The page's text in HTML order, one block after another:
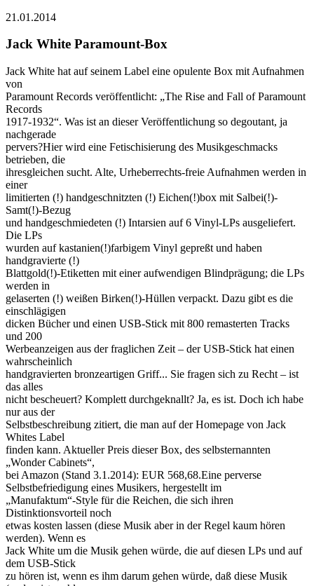
21.01.2014
Jack White Paramount-Box
Jack White hat auf seinem Label eine opulente Box mit Aufnahmen
von
Paramount Records veröffentlicht: „The Rise and Fall of Paramount
Records
1917-1932“. Was ist an dieser Veröffentlichung so degoutant, ja
nachgerade
pervers?Hier wird eine Fetischisierung des Musikgeschmacks
betrieben, die
ihresgleichen sucht. Alte, Urheberrechts-freie Aufnahmen werden in
einer
limitierten (!) handgeschnitzten (!) Eichen(!)box mit Salbei(!)-
Samt(!)-Bezug
und handgeschmiedeten (!) Intarsien auf 6 Vinyl-LPs ausgeliefert.
Die LPs
wurden auf kastanien(!)farbigem Vinyl gepreßt und haben
handgravierte (!)
Blattgold(!)-Etiketten mit einer aufwendigen Blindprägung; die LPs
werden in
gelaserten (!) weißen Birken(!)-Hüllen verpackt. Dazu gibt es die
einschlägigen
dicken Bücher und einen USB-Stick mit 800 remasterten Tracks
und 200
Werbeanzeigen aus der fraglichen Zeit – der USB-Stick hat einen
wahrscheinlich
handgravierten bronzeartigen Griff... Sie fragen sich zu Recht – ist
das alles
nicht bescheuert? Komplett durchgeknallt? Ja, es ist. Doch ich habe
nur aus der
Selbstbeschreibung zitiert, die man auf der Homepage von Jack
Whites Label
finden kann. Aktueller Preis dieser Box, des selbsternannten
„Wonder Cabinets“,
bei Amazon (Stand 3.1.2014): EUR 568,68.Eine perverse
Selbstbefriedigung eines Musikers, hergestellt im
„Manufaktum“-Style für die Reichen, die sich ihren
Distinktionsvorteil noch
etwas kosten lassen (diese Musik aber in der Regel kaum hören
werden). Wenn es
Jack White um die Musik gehen würde, die auf diesen LPs und auf
dem USB-Stick
zu hören ist, wenn es ihm darum gehen würde, daß diese Musik